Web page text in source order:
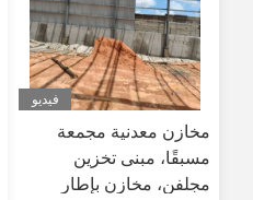
فيديو
مخازن معدنية مجمعة
مسبقًا، مبنى تخزين
مجلفن، مخازن بإطار